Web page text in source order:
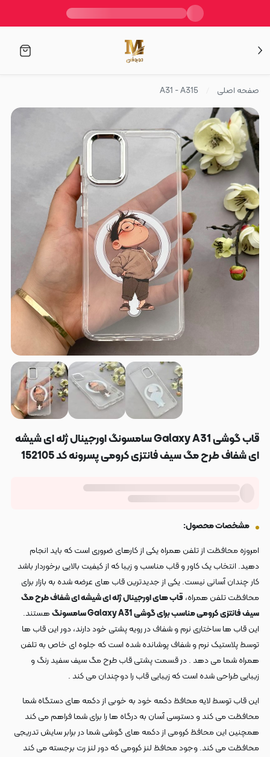
صفحه اصلی A31 - A315
قاب گوشی Galaxy A31 سامسونگ اورجینال ژله ای شیشه
ای شفاف طرح مگ سیف فانتزی کرومی پسرونه کد 152105
مشخصات محصول:
امروزه محافظت از تلفن همراه یکی از کارهای ضروری است که باید انجام
دهید. انتخاب یک کاور و قاب مناسب و زیبا که از کیفیت بالایی برخوردار باشد
کار چندان آسانی نیست. یکی از جدیدترین قاب های عرضه شده به بازار برای
محافظت تلفن همراه، قاب های اورجینال ژله ای شیشه ای شفاف طرح مگ
سیف فانتزی کرومی مناسب برای گوشیGalaxy A31 سامسونگ
هستند.
این قاب ها ساختاری نرم و شفاف در رویه پشتی خود دارند، دور این قاب ها
توسط پلاستیک نرم و شفاف پوشانده شده است که جلوه ای خاص به تلفن
همراه شما می دهد . در قسمت پشتی قاب طرح مگ سیف سفید رنگ و
زیبایی طراحی شده است که زیبایی قاب را دوچندان می کند .
این قاب توسط لایه محافظ دکمه خود به خوبی از دکمه های دستگاه شما
محافظت می کند و دسترسی آسان به درگاه ها را برای شما فراهم می کند
همچنین این محافظ کرومی از دکمه های گوشی شما در برابر سایش تدریجی
محافظت می کند. وجود محافظ لنز کرومی که دور لنز رت برجسته می کند